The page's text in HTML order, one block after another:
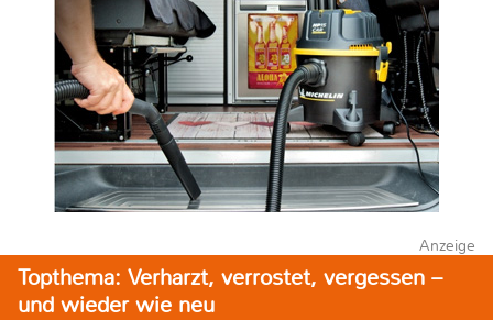
Anzeige
Topthema: Verharzt, verrostet, vergessen –
und wieder wie neu